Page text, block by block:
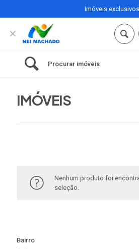
Imóveis
✕
Procurar imóveis
IMÓVEIS
Nenhum produto foi
seleção.
Bairro